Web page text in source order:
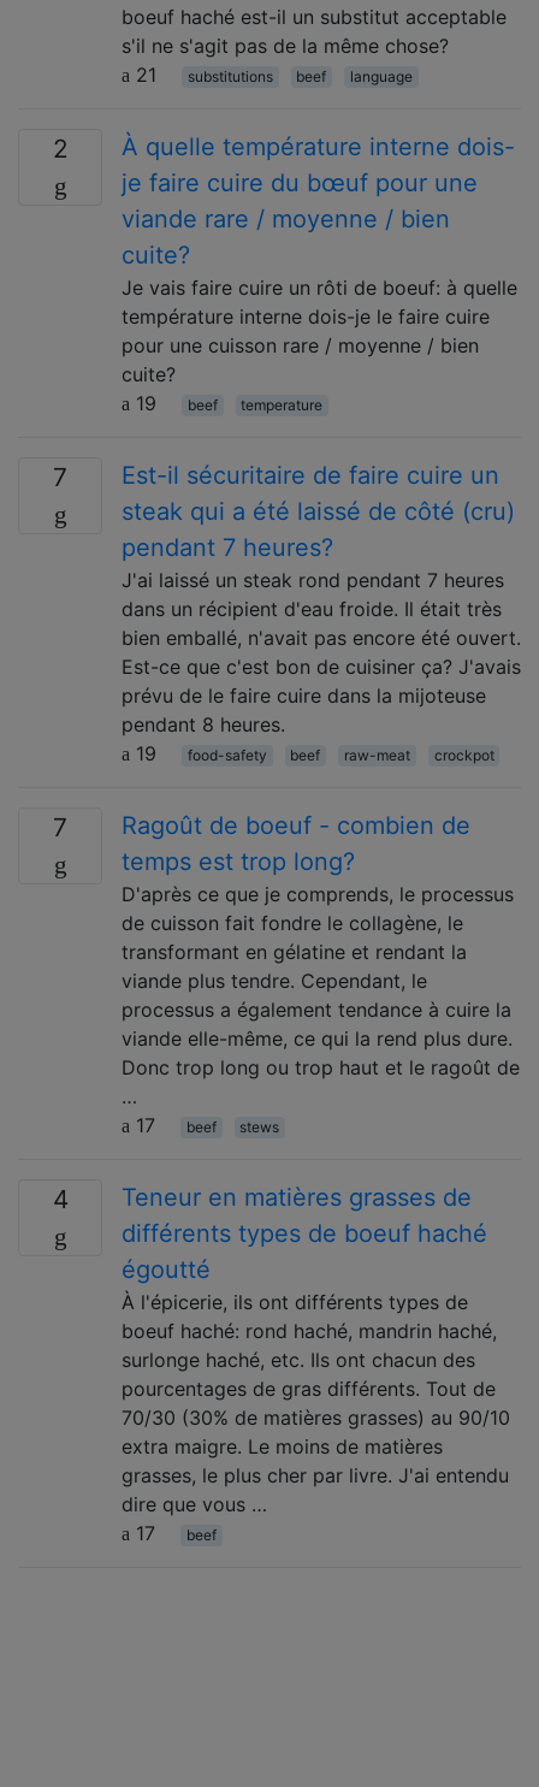
boeuf haché est-il un substitut acceptable
s'il ne s'agit pas de la même chose?
21
substitutions beef language
2
À quelle température interne dois-
je faire cuire du bœuf pour une
viande rare / moyenne / bien
cuite?
Je vais faire cuire un rôti de boeuf: à quelle
température interne dois-je le faire cuire
pour une cuisson rare / moyenne / bien
cuite?
19
beef temperature
7
Est-il sécuritaire de faire cuire un
steak qui a été laissé de côté (cru)
pendant 7 heures?
J'ai laissé un steak rond pendant 7 heures
dans un récipient d'eau froide. Il était très
bien emballé, n'avait pas encore été ouvert.
Est-ce que c'est bon de cuisiner ça? J'avais
prévu de le faire cuire dans la mijoteuse
pendant 8 heures.
19
food-safety beef raw-meat crockpot
7
Ragoût de boeuf - combien de
temps est trop long?
D'après ce que je comprends, le processus
de cuisson fait fondre le collagène, le
transformant en gélatine et rendant la
viande plus tendre. Cependant, le
processus a également tendance à cuire la
viande elle-même, ce qui la rend plus dure.
Donc trop long ou trop haut et le ragoût de
…
17
beef stews
4
Teneur en matières grasses de
différents types de boeuf haché
égoutté
À l'épicerie, ils ont différents types de
boeuf haché: rond haché, mandrin haché,
surlonge haché, etc. Ils ont chacun des
pourcentages de gras différents. Tout de
70/30 (30% de matières grasses) au 90/10
extra maigre. Le moins de matières
grasses, le plus cher par livre. J'ai entendu
dire que vous …
17
beef